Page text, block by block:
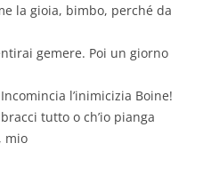
la gioia, bimbo, perché da
gemere. Poi un giorno
l’inimicizia Boine!
tutto o ch’io pianga
mio